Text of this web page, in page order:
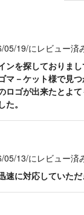
05/19/にレビュー済
ンを探しておりま
マ－ケット様で見
ロゴが出来たとよて
。
05/13/にレビュー済
に対応していただ